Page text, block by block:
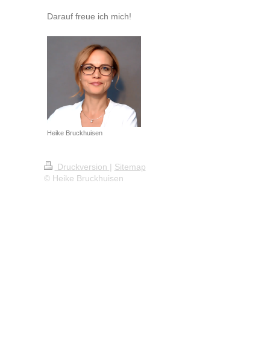
Darauf freue ich mich!
Heike Bruckhuisen
Druckversion | Sitemap
© Heike Bruckhuisen